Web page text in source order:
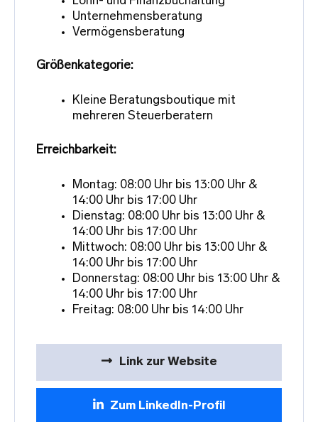
Unternehmensberatung
Vermögensberatung
Größenkategorie:
Kleine Beratungsboutique mit
mehreren Steuerberatern
Erreichbarkeit:
Montag: 08:00 Uhr bis 13:00 Uhr &
14:00 Uhr bis 17:00 Uhr
Dienstag: 08:00 Uhr bis 13:00 Uhr &
14:00 Uhr bis 17:00 Uhr
Mittwoch: 08:00 Uhr bis 13:00 Uhr &
14:00 Uhr bis 17:00 Uhr
Donnerstag: 08:00 Uhr bis 13:00 Uhr &
14:00 Uhr bis 17:00 Uhr
Freitag: 08:00 Uhr bis 14:00 Uhr
Link zur Website
Zum LinkedIn-Profil